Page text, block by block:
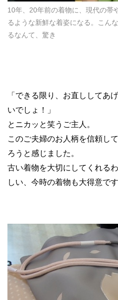
10年、20年前の着物に、現代の帯
るような新鮮な着姿になる。こん
るなんて、驚き
「できる限り、お直ししてあ
いでしょ！」
とニカッと笑うご主人。
このご夫婦のお人柄を信頼し
ろうと感じました。
古い着物を大切にしてくれる
しい、今時の着物も大得意です